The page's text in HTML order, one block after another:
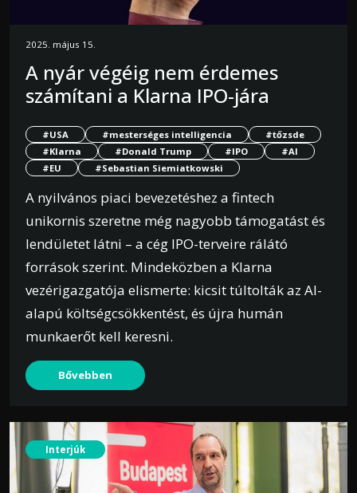
2025. május 15.
A nyár végéig nem érdemes
számítani a Klarna IPO-jára
#USA #mesterséges intelligencia
#tőzsde
#Klarna
#Donald Trump #IPO
#AI
#EU
#Sebastian Siemiatkowski
A nyilvános piaci bevezetéshez a fintech
unikornis szeretne még nagyobb támogatást és
lendületet látni – a cég IPO-terveire rálátó
források szerint. Mindeközben a Klarna
vezérigazgatója elismerte: kicsit túltolták az AI-
alapú költségcsökkentést, és újra humán
munkaerőt kell keresni.
Bővebben
Interjúk